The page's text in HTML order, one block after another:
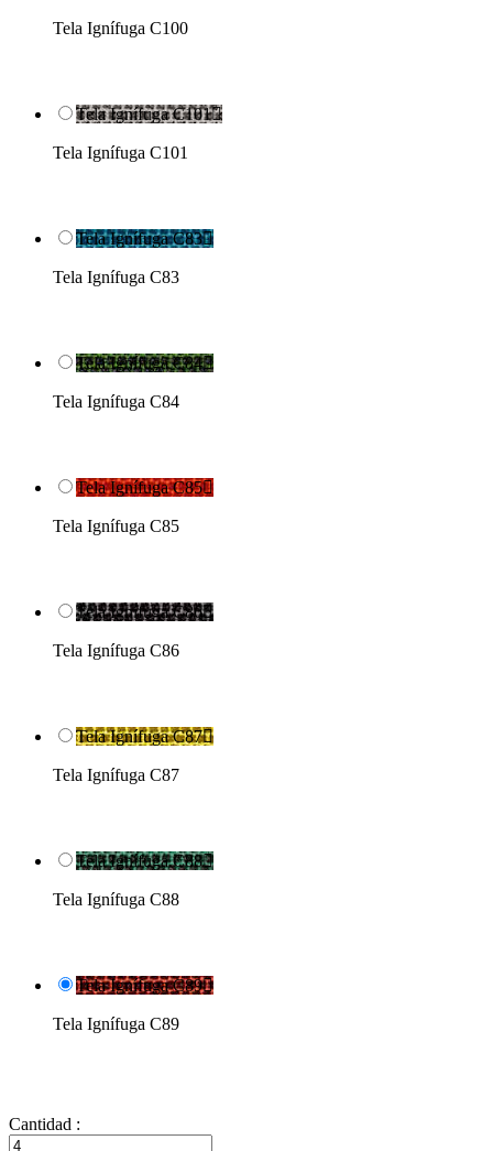
Tela Ignífuga C100
Tela Ignífuga C101
Tela Ignífuga C101
Tela Ignífuga C83
Tela Ignífuga C83
Tela Ignífuga C84
Tela Ignífuga C84
Tela Ignífuga C85
Tela Ignífuga C85
Tela Ignífuga C86
Tela Ignífuga C86
Tela Ignífuga C87
Tela Ignífuga C87
Tela Ignífuga C88
Tela Ignífuga C88
Tela Ignífuga C89
Tela Ignífuga C89
Cantidad :